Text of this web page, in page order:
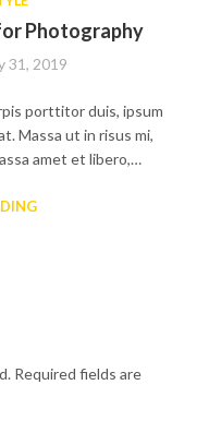
Photography
31, 2019
porttitor duis, ipsum
Massa ut in risus mi,
amet et libero,…
Required fields are